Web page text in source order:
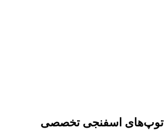
توپ‌های اسفنجی تخصصی